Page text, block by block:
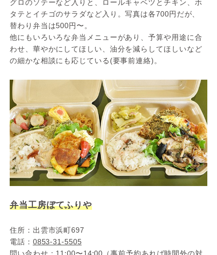
グロのソテーなど入りと、ロールキャベツとチキン、ホ
タテとイチゴのサラダなど入り。写真は各700円だが、
替わり弁当は500円〜。
他にもいろいろな弁当メニューがあり、予算や用途に合
わせ、華やかにしてほしい、油分を減らしてほしいなど
の細かな相談にも応じている(要事前連絡)。
弁当工房ぼてふりや
住所：出雲市浜町697
電話： 0853-31-5505